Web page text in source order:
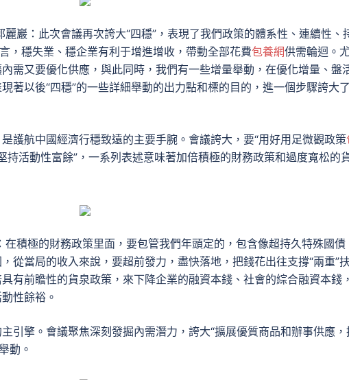
巖：此次會議再次誇大“四穩”，表現了我們政策的體系性、連續性、
，穩失業、穩企業有利于增進增收，帶動全部花費包養網供需輪迴。
需又要優化供應，與此同時，我們有一些增量舉動，在優化增量、盤
著以後“四穩”的一些詳細舉動的出力點和標的目的，進一個步驟誇大
護航中國經濟行穩致遠的主要手腕。會議誇大，要“用好用足微觀政策
持活動性富餘”，一系列表述意味著加倍積極的財務政策和過度寬松的
積極的財務政策里面，要包管我們年頭定的，包含像超持久特殊國債
從當局的收入來說，要超前發力，盡快落地，把錢花出往支撐“兩重”
有前瞻性的貨泉政策，來下降企業的融資本錢、社會的綜合融資本錢
性餘裕。
引擎。會議聚焦深刻發掘內需潛力，誇大“擴展優質商品和辦事供應，
動。